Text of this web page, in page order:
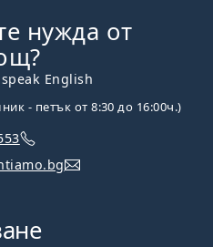
нужда от
English
- петък от 8:30 до 16:00ч.)